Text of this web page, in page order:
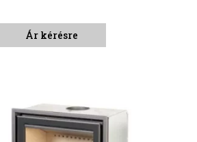
Ár kérésre